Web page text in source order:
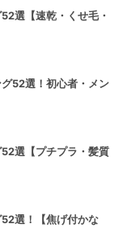
選【速乾・くせ毛・
52選！初心者・メン
選【プチプラ・髪質
選！【焦げ付かな